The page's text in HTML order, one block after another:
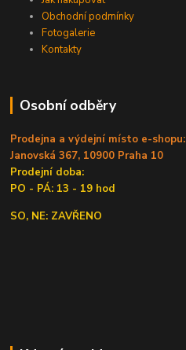
Obchodní podmínky
Fotogalerie
Kontakty
Osobní odběry
Prodejna a výdejní místo e-shopu:
Janovská 367, 10900 Praha 10
Prodejní doba:
PO - PÁ: 13 - 19 hod
SO, NE: ZAVŘENO